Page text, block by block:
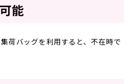
能
荷バッグを利用すると、不在時で